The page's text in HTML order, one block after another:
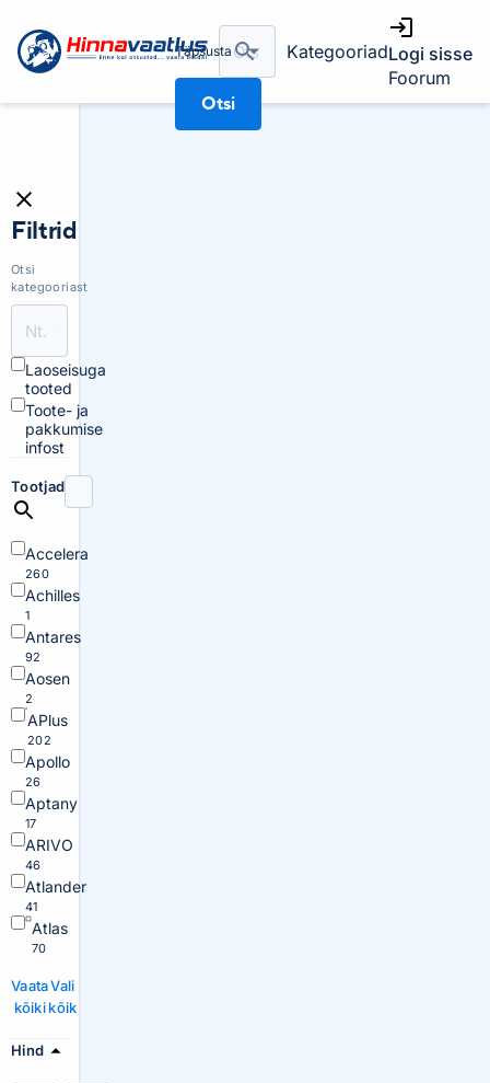
Täpsusta
Otsi
KategooriadLogi sisse
Foorum
Filtrid
Otsi
kategooriast
Laoseisuga
tooted
Toote- ja
pakkumise
infost
Tootjad
Accelera
260
Achilles
1
Antares
92
Aosen
2
APlus
202
Apollo
26
Aptany
17
ARIVO
46
Atlander
41
Atlas
70
Vaata
kõiki
Vali
kõik
Hind